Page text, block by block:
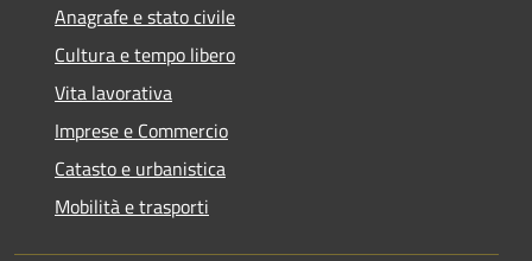
Anagrafe e stato civile
Cultura e tempo libero
Vita lavorativa
Imprese e Commercio
Catasto e urbanistica
Mobilità e trasporti